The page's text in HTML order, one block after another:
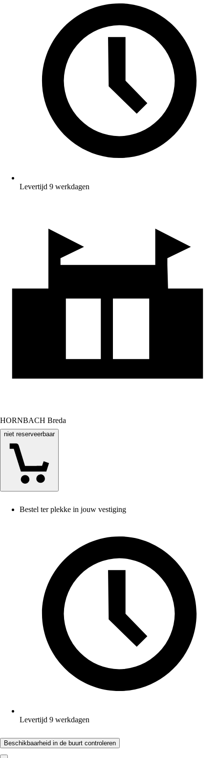
Levertijd 9 werkdagen
HORNBACH Breda
niet reserveerbaar
Bestel ter plekke in jouw vestiging
Levertijd 9 werkdagen
Beschikbaarheid in de buurt controleren